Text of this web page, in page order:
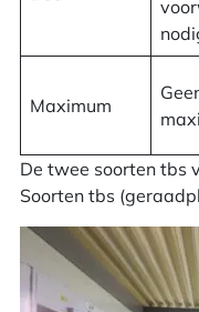
Maximum
De twee soorten tbs
Soorten tbs